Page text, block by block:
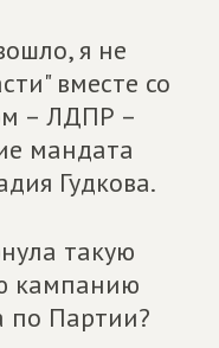
я не
вместе со
– ЛДПР –
мандата
Гудкова.
такую
кампанию
по Партии?